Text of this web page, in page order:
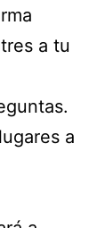
a tu
a